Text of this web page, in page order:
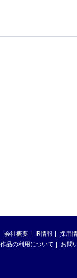
会社概要 IR情報 採用
作品の利用について
お問